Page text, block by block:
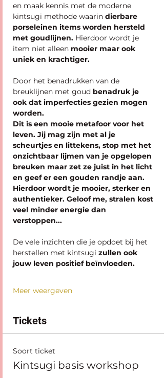
en maak kennis met de moderne
kintsugi methode waarin dierbare
porseleinen items worden hersteld
met goudlijnen. Hierdoor wordt je
item niet alleen mooier maar ook
uniek en krachtiger.
Door het benadrukken van de
breuklijnen met goud benadruk je
ook dat imperfecties gezien mogen
worden.
Dit is een mooie metafoor voor het
leven. Jij mag zijn met al je
scheurtjes en littekens, stop met het
onzichtbaar lijmen van je opgelopen
breuken maar zet ze juist in het licht
en geef er een gouden randje aan.
Hierdoor wordt je mooier, sterker en
authentieker. Geloof me, stralen kost
veel minder energie dan
verstoppen...
De vele inzichten die je opdoet bij het
herstellen met kintsugi zullen ook
jouw leven positief beïnvloeden.
Meer weergeven
Tickets
Soort ticket
Kintsugi basis workshop